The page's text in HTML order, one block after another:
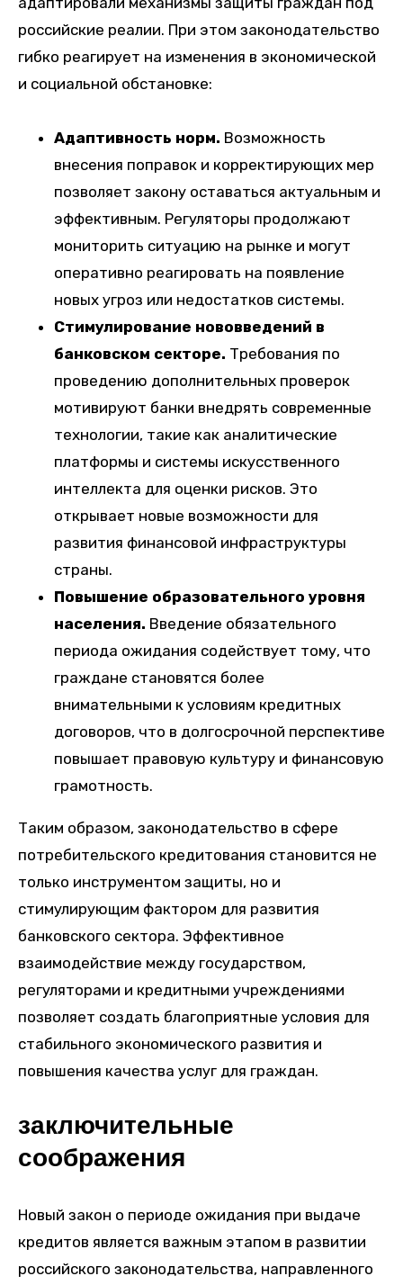
российские реалии. При этом законодательство
гибко реагирует на изменения в экономической
и социальной обстановке:
Адаптивность норм. Возможность
внесения поправок и корректирующих мер
позволяет закону оставаться актуальным и
эффективным. Регуляторы продолжают
мониторить ситуацию на рынке и могут
оперативно реагировать на появление
новых угроз или недостатков системы.
Стимулирование нововведений в
банковском секторе. Требования по
проведению дополнительных проверок
мотивируют банки внедрять современные
технологии, такие как аналитические
платформы и системы искусственного
интеллекта для оценки рисков. Это
открывает новые возможности для
развития финансовой инфраструктуры
страны.
Повышение образовательного уровня
населения. Введение обязательного
периода ожидания содействует тому, что
граждане становятся более
внимательными к условиям кредитных
договоров, что в долгосрочной перспективе
повышает правовую культуру и финансовую
грамотность.
Таким образом, законодательство в сфере
потребительского кредитования становится не
только инструментом защиты, но и
стимулирующим фактором для развития
банковского сектора. Эффективное
взаимодействие между государством,
регуляторами и кредитными учреждениями
позволяет создать благоприятные условия для
стабильного экономического развития и
повышения качества услуг для граждан.
заключительные
соображения
Новый закон о периоде ожидания при выдаче
кредитов является важным этапом в развитии
российского законодательства, направленного